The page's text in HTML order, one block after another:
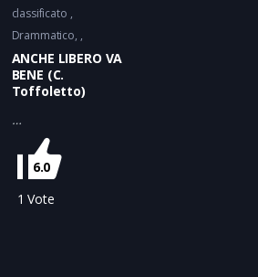
classificato
Drammatico
ANCHE LIBERO VA
BENE (C.
Toffoletto)
…
6.0
1 Vote